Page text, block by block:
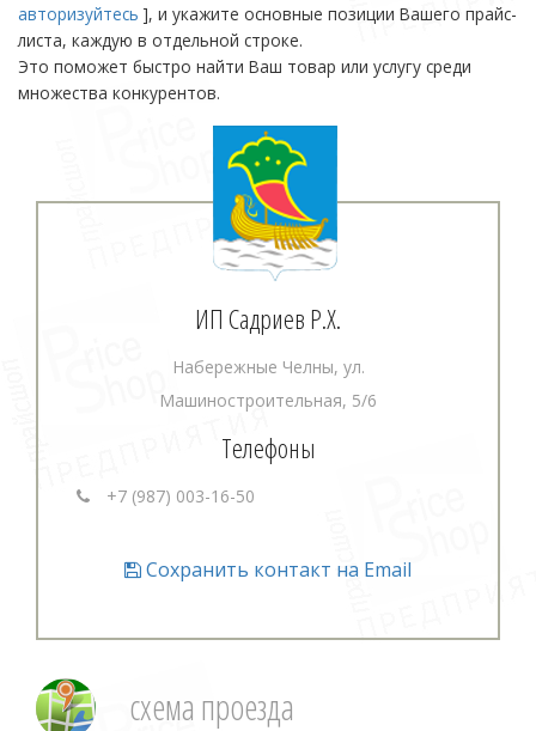
авторизуйтесь ], и укажите основные позиции Вашего прайс-
листа, каждую в отдельной строке.
Это поможет быстро найти Ваш товар или услугу среди
множества конкурентов.
ИП Садриев Р.Х.
Набережные Челны, ул.
Машиностроительная, 5/6
Телефоны
+7 (987) 003-16-50
Сохранить контакт на Email
схема проезда